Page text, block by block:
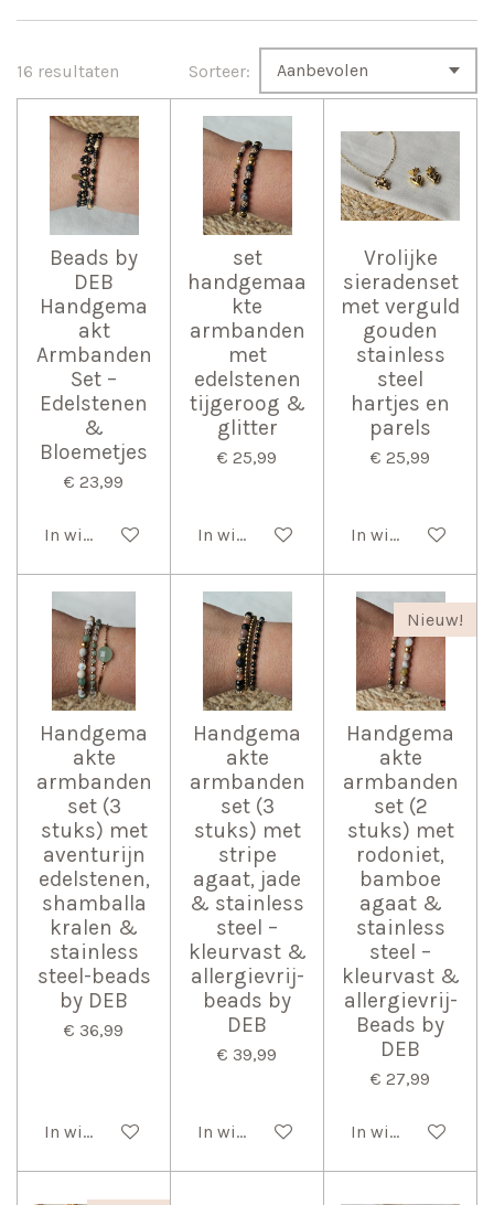
16 resultaten Sorteer:
Beads by
DEB
Handgema
akt
Armbanden
Set –
Edelstenen
&
Bloemetjes
€ 23,99
In winkelwagen
set
handgemaa
kte
armbanden
met
edelstenen
tijgeroog &
glitter
€ 25,99
In winkelwagen
Vrolijke
sieradenset
met verguld
gouden
stainless
steel
hartjes en
parels
€ 25,99
In winkelwagen
Handgema
akte
armbanden
set (3
stuks) met
aventurijn
edelstenen,
shamballa
kralen &
stainless
steel-beads
by DEB
€ 36,99
In winkelwagen
Handgema
akte
armbanden
set (3
stuks) met
stripe
agaat, jade
& stainless
steel –
kleurvast &
allergievrij-
beads by
DEB
€ 39,99
In winkelwagen
Nieuw!
Handgema
akte
armbanden
set (2
stuks) met
rodoniet,
bamboe
agaat &
stainless
steel –
kleurvast &
allergievrij-
Beads by
DEB
€ 27,99
In winkelwagen